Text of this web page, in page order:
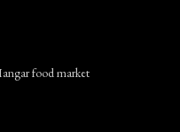
food market